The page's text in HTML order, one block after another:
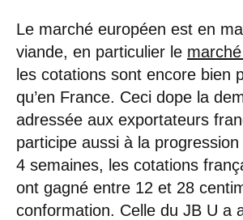
Le marché européen est en
viande, en particulier le
les cotations sont encore bien
qu’en France. Ceci dope la
adressée aux exportateurs
participe aussi à la
4 semaines, les cotations
ont gagné entre 12 et 28
conformation. Celle du JB U a